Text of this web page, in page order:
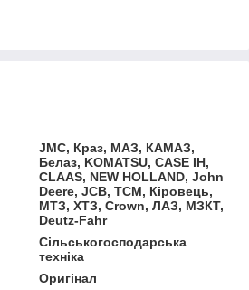
JMC, Краз, МАЗ, КАМАЗ,
Белаз, KOMATSU, CASE IH,
CLAAS, NEW HOLLAND, John
Deere, JCB, TCM, Кіровець,
МТЗ, ХТЗ, Crown, ЛАЗ, МЗКТ,
Deutz-Fahr
Сільськогосподарська
техніка
Оригінал